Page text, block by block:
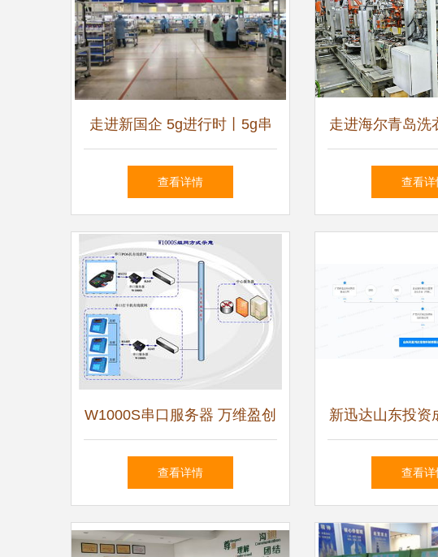
走进新国企 5g进行时丨5g串
联起江城的前世今生
查看详情
走进海尔青岛洗
探秘智能制造的
查看详
W1000S串口服务器 万维盈创
科技打造稳定可靠的数据互联
查看详情
新迅达山东投资
新公司，聚焦技
查看详